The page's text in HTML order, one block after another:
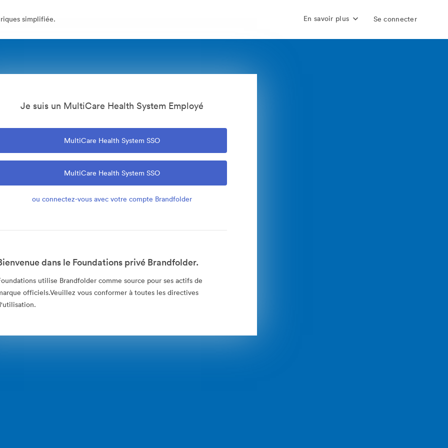
simplifiée. En savoir plus Se connecter
Je suis un MultiCare Health System Employé
MultiCare Health System SSO
MultiCare Health System SSO
ou connectez-vous avec votre compte Brandfolder
dans le Foundations privé Brandfolder.
utilise Brandfolder comme source pour ses actifs de
officiels.Veuillez vous conformer à toutes les directives